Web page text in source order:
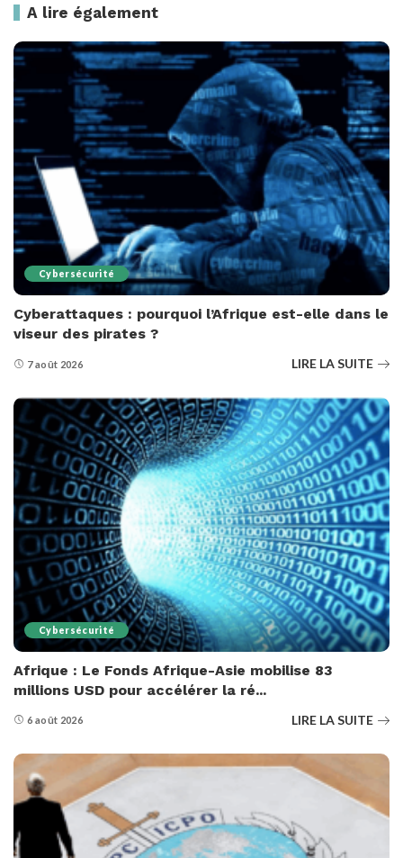
A lire également
Cybersécurité
Cyberattaques : pourquoi l’Afrique est-elle dans le
viseur des pirates ?
7 août 2026 LIRE LA SUITE
Cybersécurité
Afrique : Le Fonds Afrique-Asie mobilise 83
millions USD pour accélérer la ré...
6 août 2026 LIRE LA SUITE